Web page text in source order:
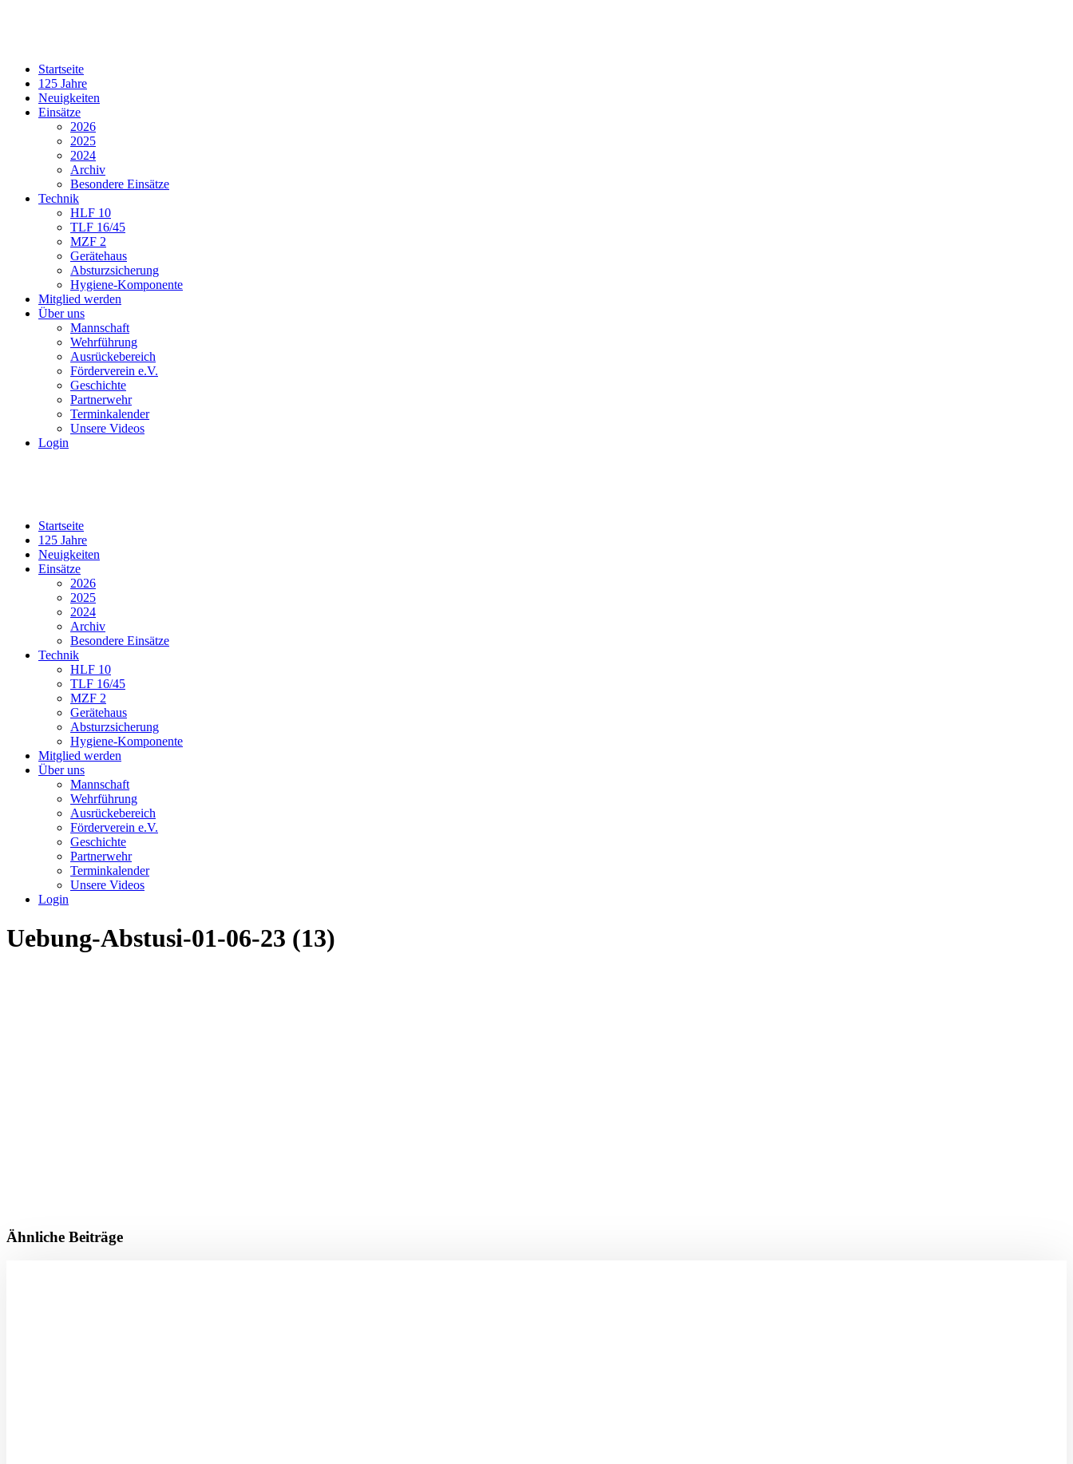
Startseite
125 Jahre
Neuigkeiten
Einsätze
2026
2025
2024
Archiv
Besondere Einsätze
Technik
HLF 10
TLF 16/45
MZF 2
Gerätehaus
Absturzsicherung
Hygiene-Komponente
Mitglied werden
Über uns
Mannschaft
Wehrführung
Ausrückebereich
Förderverein e.V.
Geschichte
Partnerwehr
Terminkalender
Unsere Videos
Login
Startseite
125 Jahre
Neuigkeiten
Einsätze
2026
2025
2024
Archiv
Besondere Einsätze
Technik
HLF 10
TLF 16/45
MZF 2
Gerätehaus
Absturzsicherung
Hygiene-Komponente
Mitglied werden
Über uns
Mannschaft
Wehrführung
Ausrückebereich
Förderverein e.V.
Geschichte
Partnerwehr
Terminkalender
Unsere Videos
Login
Uebung-Abstusi-01-06-23 (13)
Ähnliche Beiträge